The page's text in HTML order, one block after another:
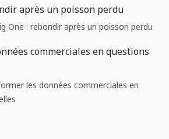
après un poisson perdu
One : rebondir après un poisson perdu
commerciales en questions
les données commerciales en